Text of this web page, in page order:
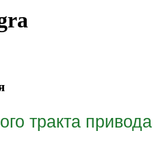
тракта привода